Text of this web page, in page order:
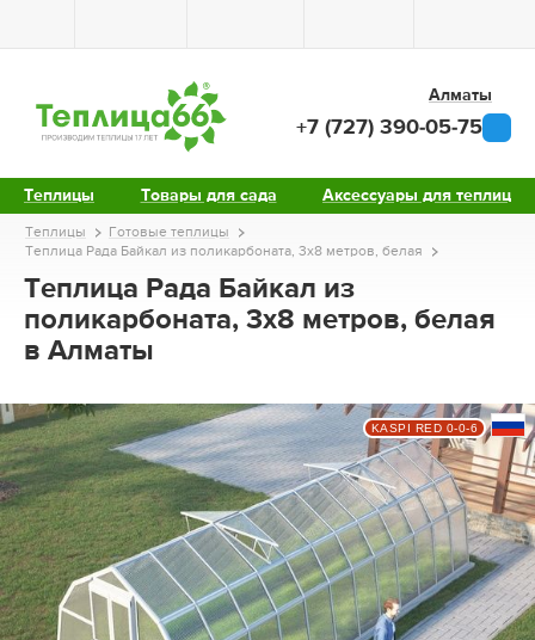
Теплицы Товары для сада Аксессуары для теплиц
Алматы
+7 (727) 390-05-75
Теплицы
Готовые теплицы
Теплица Рада Байкал из поликарбоната, 3x8 метров, белая
Теплица Рада Байкал из
поликарбоната, 3x8 метров, белая
в Алматы
KASPI RED 0-0-6